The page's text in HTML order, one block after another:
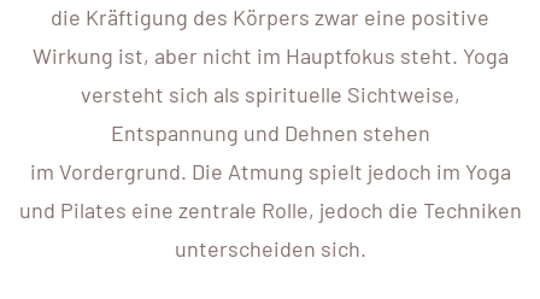
die Kräftigung des Körpers zwar eine positive
Wirkung ist, aber nicht im Hauptfokus steht. Yoga
versteht sich als spirituelle Sichtweise,
Entspannung und Dehnen stehen
im Vordergrund. Die Atmung spielt jedoch im Yoga
und Pilates eine zentrale Rolle, jedoch die Techniken
unterscheiden sich.